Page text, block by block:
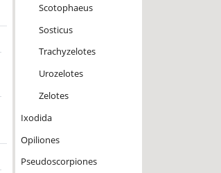
Scotophaeus
Sosticus
Trachyzelotes
Urozelotes
Zelotes
Ixodida
Opiliones
Pseudoscorpiones